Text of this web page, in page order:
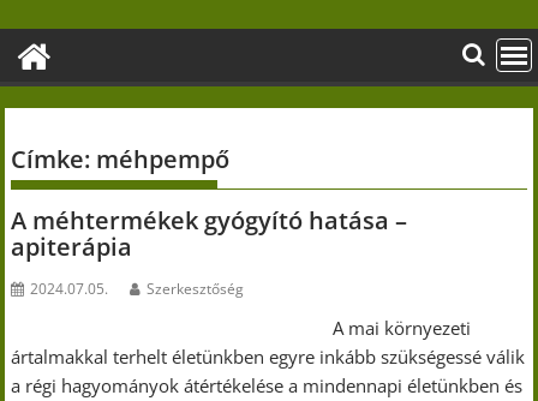
content
Címke: méhpempő
A méhtermékek gyógyító hatása –
apiterápia
2024.07.05. Szerkesztőség
A mai környezeti
ártalmakkal terhelt életünkben egyre inkább szükségessé válik
a régi hagyományok átértékelése a mindennapi életünkben és